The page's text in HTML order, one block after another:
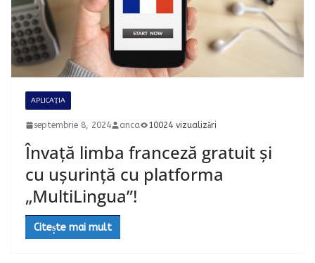
APLICAȚIA
septembrie 8, 2024 anca 10024 vizualizări
Învață limba franceză gratuit și
cu ușurință cu platforma
„MultiLingua”!
Citește mai mult